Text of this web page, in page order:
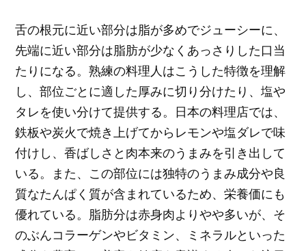
舌の根元に近い部分は脂が多めでジューシーに、
先端に近い部分は脂肪が少なくあっさりした口当
たりになる。熟練の料理人はこうした特徴を理解
し、部位ごとに適した厚みに切り分けたり、塩や
タレを使い分けて提供する。日本の料理店では、
鉄板や炭火で焼き上げてからレモンや塩ダレで味
付けし、香ばしさと肉本来のうまみを引き出して
いる。また、この部位には独特のうまみ成分や良
質なたんぱく質が含まれているため、栄養価にも
優れている。脂肪分は赤身肉よりやや多いが、そ
のぶんコラーゲンやビタミン、ミネラルといった